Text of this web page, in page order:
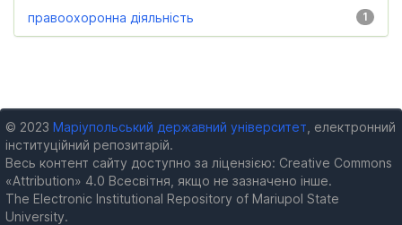
1
правоохоронна діяльність
© 2023 Маріупольський державний університет , електронний
інституційний репозитарій.
Весь контент сайту доступно за ліцензією: Creative Commons
«Attribution» 4.0 Всесвітня, якщо не зазначено інше.
The Electronic Institutional Repository of Mariupol State
University.